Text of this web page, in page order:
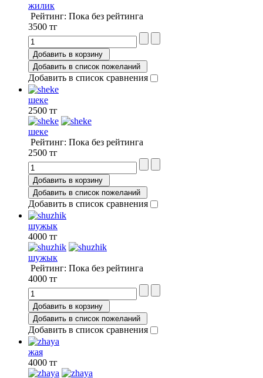
жилик
Рейтинг: Пока без рейтинга
3500 тг
Добавить в корзину
Добавить в список пожеланий
Добавить в список сравнения
шеке
2500 тг
шеке
Рейтинг: Пока без рейтинга
2500 тг
Добавить в корзину
Добавить в список пожеланий
Добавить в список сравнения
шужык
4000 тг
шужык
Рейтинг: Пока без рейтинга
4000 тг
Добавить в корзину
Добавить в список пожеланий
Добавить в список сравнения
жая
4000 тг